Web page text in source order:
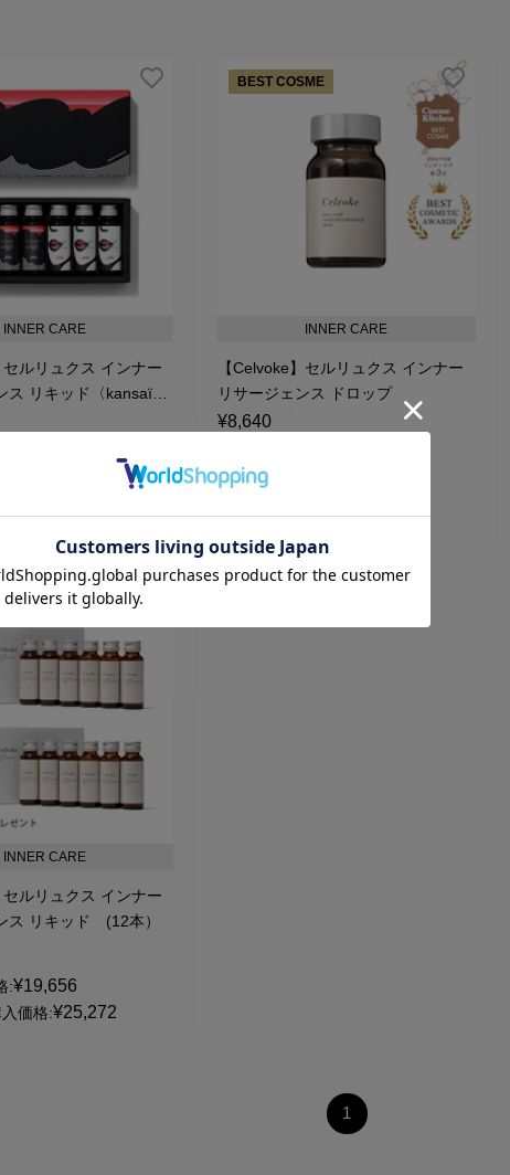
INNER CARE
セルリュクス インナー
ス リキッド〈kansaï
〉
BEST COSME
INNER CARE
【Celvoke】セルリュクス インナー
リサージェンス ドロップ
¥8,640
2回目以降購入価格:
INNER CARE
セルリュクス インナー
ス リキッド (12本）
:¥19,656
価格:¥25,272
1